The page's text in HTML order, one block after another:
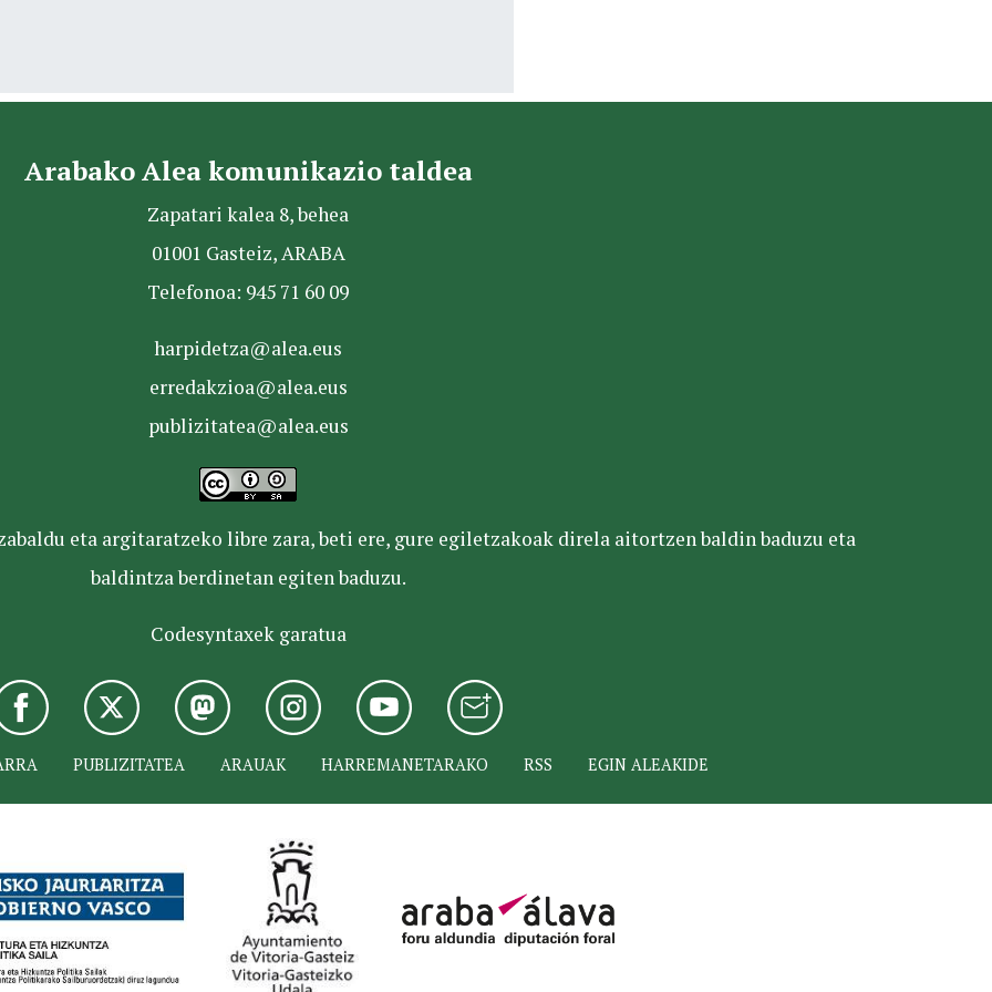
Arabako Alea komunikazio taldea
Zapatari kalea 8, behea
01001 Gasteiz, ARABA
Telefonoa: 945 71 60 09
harpidetza@alea.eus
erredakzioa@alea.eus
publizitatea@alea.eus
eta argitaratzeko libre zara, beti ere, gure egiletzakoak direla aitortzen baldin baduzu eta
baldintza berdinetan egiten baduzu.
Codesyntaxek garatua
PUBLIZITATEA ARAUAK HARREMANETARAKO RSS EGIN ALEAKIDE